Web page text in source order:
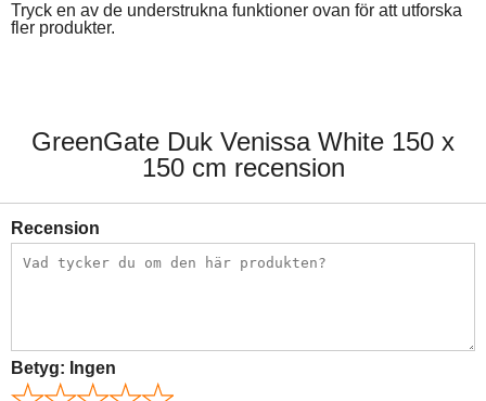
Tryck en av de understrukna funktioner ovan för att utforska
fler produkter.
GreenGate Duk Venissa White 150 x
150 cm recension
Recension
Betyg: Ingen